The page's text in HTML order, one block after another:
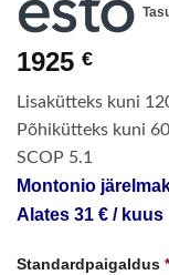
1925 €
Lisakütteks kuni
Põhikütteks kuni
SCOP 5.1
Montonio
Alates 31 € / kuus
Standardpaigaldus *